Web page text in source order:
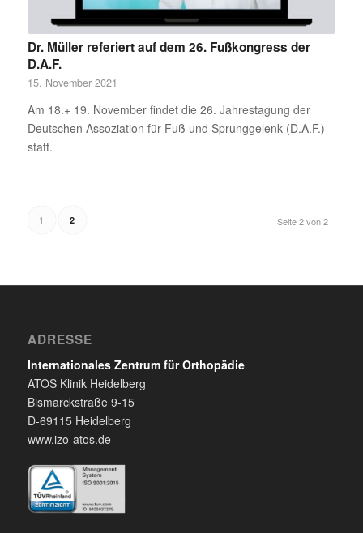
Dr. Müller referiert auf dem 26. Fußkongress der
D.A.F.
15. November 2021
Am 18.+ 19. November findet die 26. Jahrestagung der
Deutschen Assoziation für Fuß und Sprunggelenk (D.A.F.)
statt.
Seite 2 von 2
1 2
ADRESSE
Internationales Zentrum für Orthopädie
ATOS Klinik Heidelberg
Bismarckstraße 9-15
D-69115 Heidelberg
www.izo-atos.de